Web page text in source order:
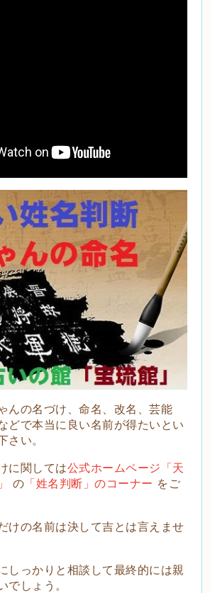
んの名づけ、命名、改名、芸能
どで本当に良い名前が得たいとい
さい。
に関しては公式ホームページ「天
の 「姓名判断」のコーナー をご
けの名前は決して吉とは言えませ
しっかりと相談して最終的には親
でしょう。